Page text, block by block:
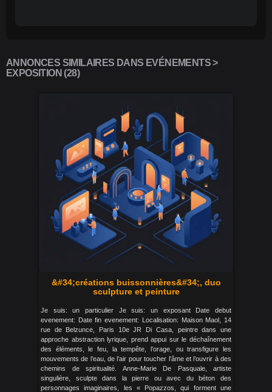
ANNONCES SIMILAIRES DANS EVÉNEMENTS >
EXPOSITION (28)
&#34;créations buissonnières&#34;, duo
sculpture et peinture
Je suis: un particulier Je suis: un exposant Date debut
evenement: Date fin evenement: Localisation: Maison Maol, 14
rue de Belzunce, Paris 10e JR Di Casa, peintre dans une
approche abstraction lyrique, prend appui sur le déchaînement
des éléments, le feu, la tempête, l’orage, ou transfigure les
mouvements de l’eau, de l’air pour toucher l’âme et l’ouvrir à des
chemins de spiritualité. Anne-Marie De Pasquale, artiste
singulière, sculpte dans la pierre ou avec du béton des
personnages imaginaires, les « Popazzos, qui forment une